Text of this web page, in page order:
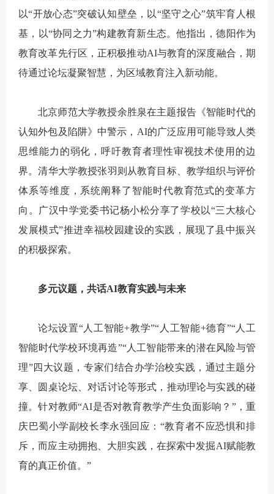
以“开放心态”突破认知壁垒，以“坚守之心”筑牢育人根
基，以“协同之力”构建教育新生态。他指出，德阳作为
教育改革先行区，正积极推动AI与教育的深度融合，期
待通过论坛凝聚智慧，为区域教育注入新动能。
北京师范大学教授余胜泉在主题报告《智能时代的
认知外包及陷阱》中警示，AI的广泛应用可能导致人类
思维能力的弱化，呼吁教育者理性审视技术使用的边
界。清华大学教授张羽则从教育目标、教学组织与评价
体系等维度，系统阐释了智能时代教育范式的变革方
向。广汉中学党委书记杨小松分享了学校以“三大核心
发展模式”推进幸福校园建设的实践，展现了县中振兴
的积极探索。
多元议题，共话AI教育实践与未来
论坛设置“人工智能+教学”“人工智能+德育”“人工
智能时代学校环境再造”“人工智能带来的潜在风险与管
理”四大议题，专家们结合办学治校实践，通过主题分
享、圆桌论坛、对话讨论等形式，推动理论与实践的碰
撞。针对教师“AI是否对教育教学产生负面影响？”，重
庆巴蜀小学副校长李永强回应：“教育者不应恐惧和排
斥，而应主动拥抱、大胆实践，在探索中发掘AI赋能教
育的真正价值。”